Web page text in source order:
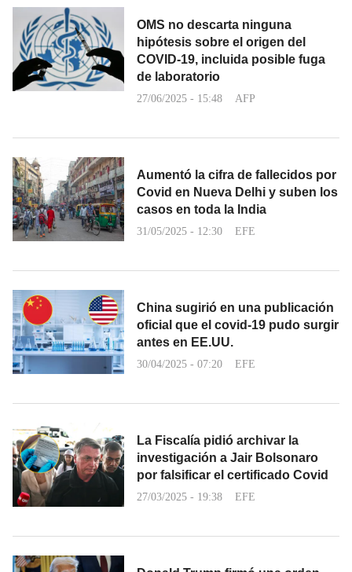
OMS no descarta ninguna
hipótesis sobre el origen del
COVID-19, incluida posible fuga
de laboratorio
27/06/2025 - 15:48 AFP
Aumentó la cifra de fallecidos por
Covid en Nueva Delhi y suben los
casos en toda la India
31/05/2025 - 12:30 EFE
China sugirió en una publicación
oficial que el covid-19 pudo surgir
antes en EE.UU.
30/04/2025 - 07:20 EFE
La Fiscalía pidió archivar la
investigación a Jair Bolsonaro
por falsificar el certificado Covid
27/03/2025 - 19:38 EFE